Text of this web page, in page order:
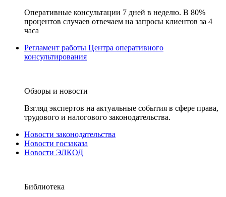
Оперативные консультации 7 дней в неделю. В 80%
процентов случаев отвечаем на запросы клиентов за 4
часа
Регламент работы Центра оперативного
консультирования
Обзоры и новости
Взгляд экспертов на актуальные события в сфере права,
трудового и налогового законодательства.
Новости законодательства
Новости госзаказа
Новости ЭЛКОД
Библиотека